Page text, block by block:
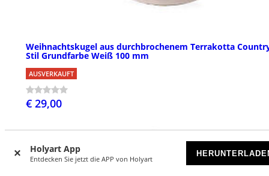
Holyart App
Entdecken Sie jetzt die APP von Holyart
Weihnachtskugel aus durchbrochenem Terrakotta
Stil Grundfarbe Weiß 100 mm
AUSVERKAUFT
€ 29,00